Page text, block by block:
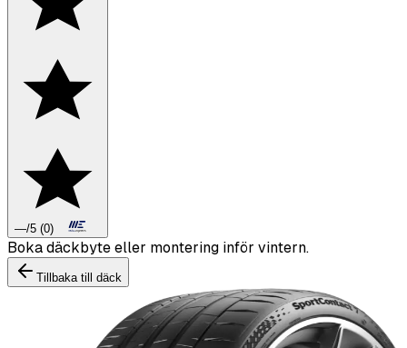
—/5 (0)
Boka däckbyte eller montering inför vintern.
Tillbaka till däck